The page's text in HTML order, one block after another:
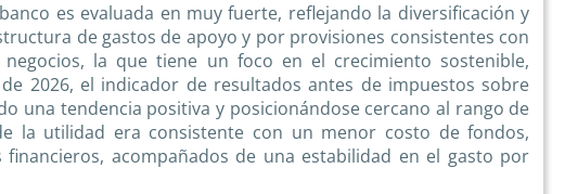
es evaluada en muy fuerte, reflejando la diversificación y
de gastos de apoyo y por provisiones consistentes con
la que tiene un foco en el crecimiento sostenible,
2026, el indicador de resultados antes de impuestos sobre
una tendencia positiva y posicionándose cercano al rango de
la utilidad era consistente con un menor costo de fondos,
acompañados de una estabilidad en el gasto por